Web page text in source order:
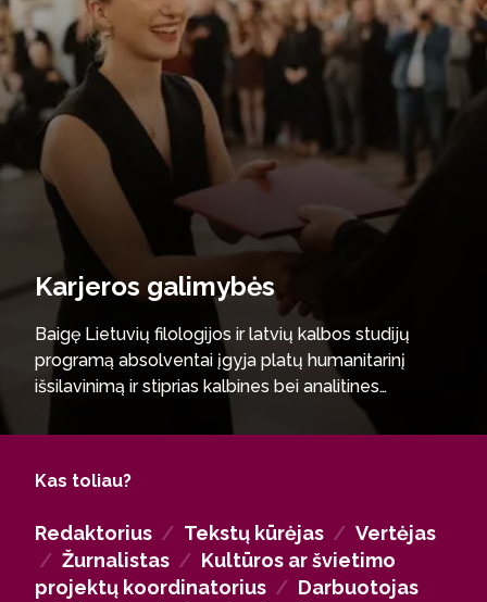
Karjeros galimybės
Baigę Lietuvių filologijos ir latvių kalbos studijų
programą absolventai įgyja platų humanitarinį
išsilavinimą ir stiprias kalbines bei analitines
kompetencijas. Jie sėkmingai dirba žiniasklaidos,
viešųjų ryšių, kūrybinės komunikacijos, leidybos,
institucijose ir tarptautinėje aplinkoje. Programos
literatūrologijos ar kitų krypčių magistrantūroje, o
vėliau ir doktorantūroje.
Kas toliau?
Redaktorius / Tekstų kūrėjas / Vertėjas
/ Žurnalistas / Kultūros ar švietimo
projektų koordinatorius / Darbuotojas